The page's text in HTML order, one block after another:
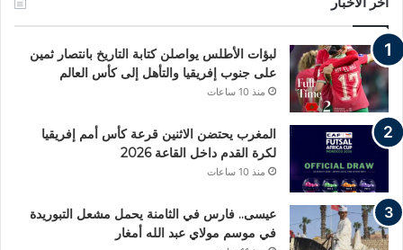
لبؤات الأطلس يواصلن كتابة التاريخ بانتصار ثمين
على جنوب إفريقيا والتأهل إلى كأس العالم
منذ 10 ساعات
المغرب يحتضن الاثنين قرعة كأس أمم إفريقيا
لكرة القدم داخل القاعة 2026
منذ 10 ساعات
عيسى.. فارس في الثامنة يحمل مشعل التبوريدة
في موسم مولاي عبد الله أمغار